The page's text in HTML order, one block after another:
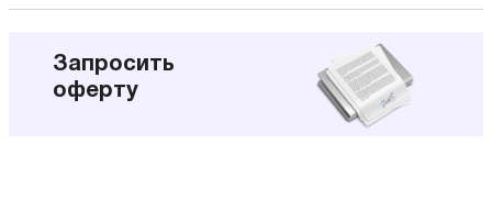
Запросить
оферту